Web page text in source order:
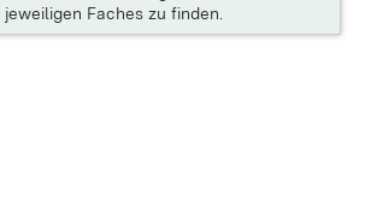
Faches zu finden.